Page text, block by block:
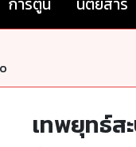
เทพยุทธ์ส